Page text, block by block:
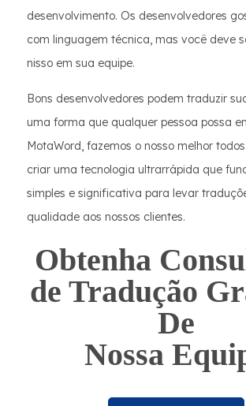
desenvolvimento. Os desenvolvedores
com linguagem técnica, mas você deve
nisso em sua equipe.
Bons desenvolvedores podem traduzir
uma forma que qualquer pessoa possa
MotaWord, fazemos o nosso melhor
criar uma tecnologia ultrarrápida que
simples e significativa para levar
qualidade aos nossos clientes.
Obtenha
de Tradução
De
Nossa